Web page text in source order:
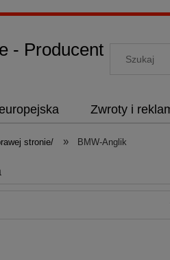
- Producent
Zwroty i
stronie/ » BMW-Anglik